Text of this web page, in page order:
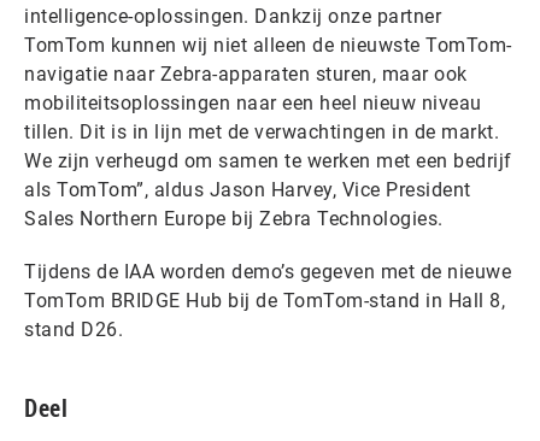
intelligence-oplossingen. Dankzij onze partner
TomTom kunnen wij niet alleen de nieuwste TomTom-
navigatie naar Zebra-apparaten sturen, maar ook
mobiliteitsoplossingen naar een heel nieuw niveau
tillen. Dit is in lijn met de verwachtingen in de markt.
We zijn verheugd om samen te werken met een bedrijf
als TomTom”, aldus Jason Harvey, Vice President
Sales Northern Europe bij Zebra Technologies.
Tijdens de IAA worden demo’s gegeven met de nieuwe
TomTom BRIDGE Hub bij de TomTom-stand in Hall 8,
stand D26.
Deel